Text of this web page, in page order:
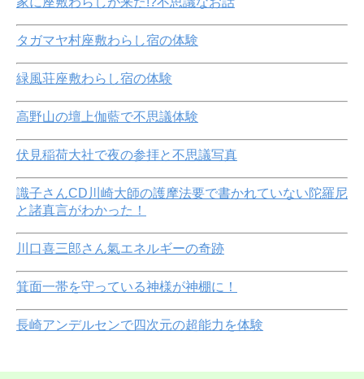
タガマヤ村座敷わらし宿の体験
緑風荘座敷わらし宿の体験
高野山の壇上伽藍で不思議体験
伏見稲荷大社で夜の参拝と不思議写真
識子さんCD川崎大師の護摩法要で書かれていない陀羅尼
と諸真言がわかった！
川口喜三郎さん氣エネルギーの奇跡
箕面一帯を守っている神様が神棚に！
長崎アンデルセンで四次元の超能力を体験